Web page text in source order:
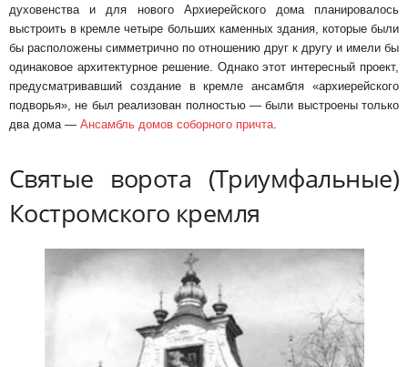
духовенства и для нового Архи­ерейского дома планировалось
выстроить в кремле четыре больших каменных здания, кото­рые были
бы расположены симметрично по от­ношению друг к другу и имели бы
одинаковое архитектурное решение. Однако этот интерес­ный проект,
предусматривавший создание в кремле ансамбля «архиерейского
подворья», не был реализован полностью — были выстроены только
два дома — Ансамбль домов соборного причта
Святые ворота (Триумфальные)
Костромского кремля